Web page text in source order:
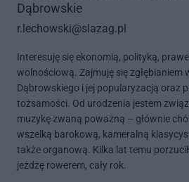
Dąbrowskie
r.lechowski@slazag.pl
Interesuję się ekonomią, polityką,
wolnościową. Zajmuję się zgłębianiem
Dąbrowskiego i jej popularyzacją oraz
tożsamości. Od urodzenia jestem
muzykę zwaną poważną – głównie
wszelką barokową, kameralną
także organową. Kilka lat temu
jeżdżę rowerem, cały rok.